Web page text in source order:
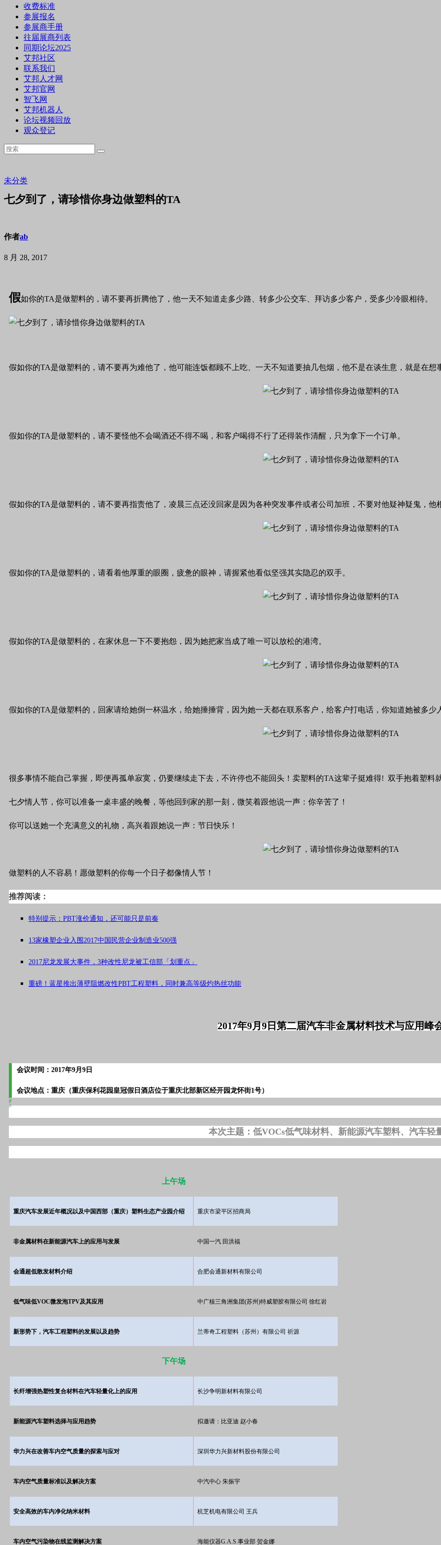
收费标准
参展报名
参展商手册
往届展商列表
同期论坛2025
艾邦社区
联系我们
艾邦人才网
艾邦官网
智飞网
艾邦机器人
论坛视频回放
观众登记
未分类
七夕到了，请珍惜你身边做塑料的TA
作者ab
8 月 28, 2017
假如你的TA是做塑料的，请不要再折腾他了，他一天不知道走多少路、转多少公交车、拜访多少客户，受多少冷眼相待。
假如你的TA是做塑料的，请不要再为难他了，他可能连饭都顾不上吃、一天不知道要抽几包烟，他不是在谈生意，就是在
假如你的TA是做塑料的，请不要怪他不会喝酒还不得不喝，和客户喝得不行了还得装作清醒，只为拿下一个订单。
假如你的TA是做塑料的，请不要再指责他了，凌晨三点还没回家是因为各种突发事件或者公司加班，不要对他疑神疑鬼，他
假如你的TA是做塑料的，请看着他厚重的眼圈，疲惫的眼神，请握紧他看似坚强其实隐忍的双手。
假如你的TA是做塑料的，在家休息一下不要抱怨，因为她把家当成了唯一可以放松的港湾。
假如你的TA是做塑料的，回家请给她倒一杯温水，给她捶捶背，因为她一天都在联系客户，给客户打电话，你知道她被多少
很多事情不能自己掌握，即便再孤单寂寞，仍要继续走下去，不许停也不能回头！卖塑料的TA这辈子挺难得! 双手抱着塑料
七夕情人节，你可以准备一桌丰盛的晚餐，等他回到家的那一刻，微笑着跟他说一声：你辛苦了！
你可以送她一个充满意义的礼物，高兴着跟她说一声：节日快乐！
做塑料的人不容易！愿做塑料的你每一个日子都像情人节！
推荐阅读：
特别提示：PBT涨价通知，还可能只是前奏
13家橡塑企业入围2017中国民营企业制造业500强
2017尼龙发展大事件，3种改性尼龙被工信部「划重点」
重磅！蓝星推出薄壁阻燃改性PBT工程塑料，同时兼高等级灼热丝功能
2017年9月9日第二届汽车非金属材料技术与应用峰
会议时间：2017年9月9日
会议地点：重庆（重庆保利花园皇冠假日酒店位于重庆北部新区经开园龙怀街1号）
本次主题：低VOCs低气味材料、新能源汽车塑料、汽车轻
上午场
重庆汽车发展近年概况以及中国西部（重庆）塑料生态产业园介绍 重庆市梁平区招商局
非金属材料在新能源汽车上的应用与发展 中国一汽 田洪福
会通超低散发材料介绍 合肥会通新材料有限公司
低气味低VOC微发泡TPV及其应用 中广核三角洲集团(苏州)特威塑胶有限公司 徐红岩
新形势下，汽车工程塑料的发展以及趋势 兰蒂奇工程塑料（苏州）有限公司 祈源
下午场
长纤增强热塑性复合材料在汽车轻量化上的应用 长沙争明新材料有限公司
新能源汽车塑料选择与应用趋势 拟邀请：比亚迪 赵小春
华力兴在改善车内空气质量的探索与应对 深圳华力兴新材料股份有限公司
车内空气质量标准以及解决方案 中汽中心 朱振宇
安全高效的车内净化纳米材料 杭芝机电有限公司 王兵
车内空气污染物在线监测解决方案 海能仪器G.A.S.事业部 贺金娜